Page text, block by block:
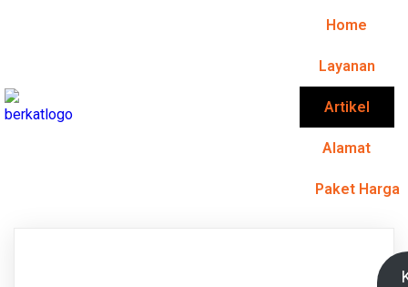
Home
Layanan
Artikel
Alamat
Paket Harga